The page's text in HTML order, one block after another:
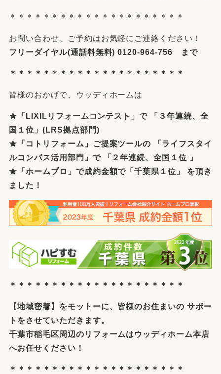
＊＊＊＊＊＊＊＊＊＊＊＊＊＊＊＊＊＊＊＊＊
お問い合わせ、ご予約はお気軽にご連絡ください！
フリーダイヤル(通話料無料) 0120-964-756 まで
＊＊＊＊＊＊＊＊＊＊＊＊＊＊＊＊＊＊＊＊＊
皆様のおかげで、ウッディホームは
★「 LIXIL リフォームコンテスト」で 「３年連続、全
国１位」(LRS拠点部門)
★「コトリフォーム」ご提案ツールの 「ライフスタイ
ルコンパス活用部門」で 「２年連続、全国１位 」
★「ホームプロ」で成約金額で 「千葉県１位」 を頂き
ました！
＊＊＊＊＊＊＊＊＊＊＊＊＊＊＊＊＊＊＊＊＊
【地域密着 】をモットーに、皆様のお住まいの サポー
トをさせていただきます。
千葉市稲毛区周辺のリフォームは ウッディホーム本店
へお任せください！
＊＊＊＊＊＊＊＊＊＊＊＊＊＊＊＊＊＊＊＊＊